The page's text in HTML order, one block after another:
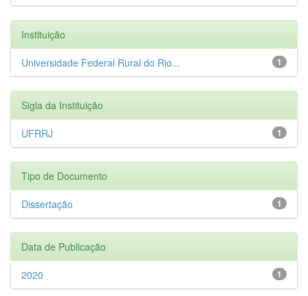
Instituição
1
Universidade Federal Rural do Rio...
Sigla da Instituição
1
UFRRJ
Tipo de Documento
1
Dissertação
Data de Publicação
1
2020